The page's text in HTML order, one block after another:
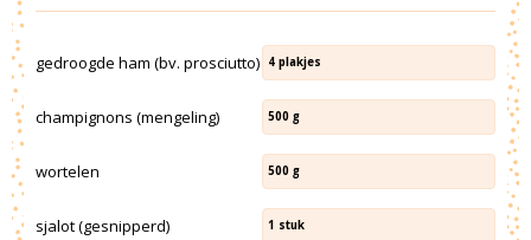
gedroogde ham (bv. prosciutto) 4 plakjes
champignons (mengeling) 500 g
wortelen 500 g
sjalot (gesnipperd) 1 stuk